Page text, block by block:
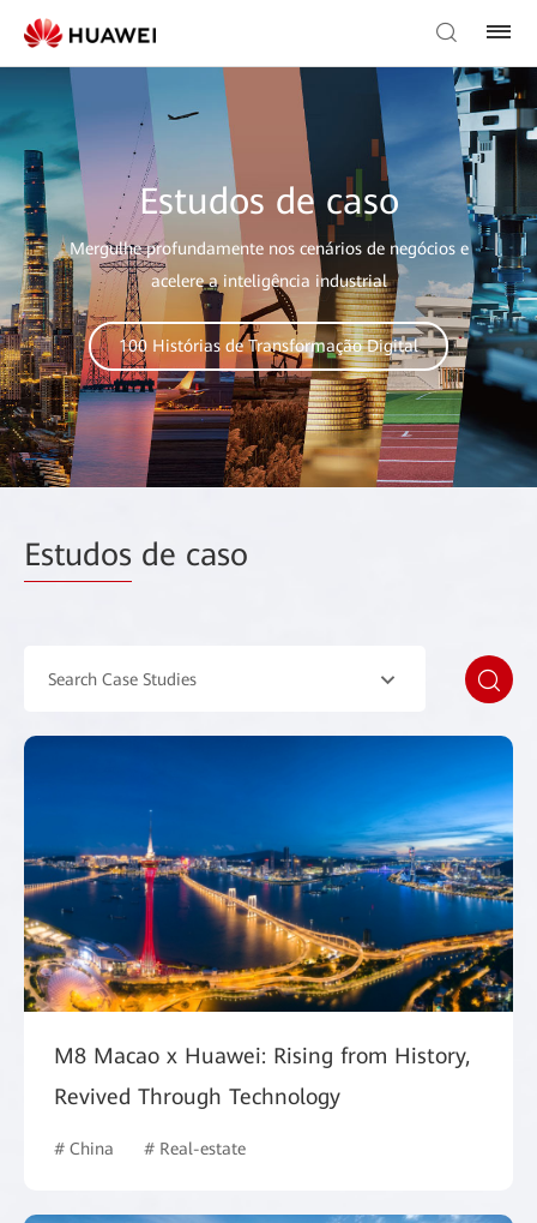
Estudos de caso
Mergulhe profundamente nos cenários de negócios e
acelere a inteligência industrial
100 Histórias de Transformação Digital
Estudos de caso
Search Case Studies
M8 Macao x Huawei: Rising from History,
Revived Through Technology
# China # Real-estate